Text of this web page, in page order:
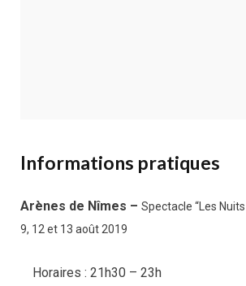
Informations pratiques
Arènes de Nîmes – Spectacle “Les
9, 12 et 13 août 2019
Horaires : 21h30 – 23h